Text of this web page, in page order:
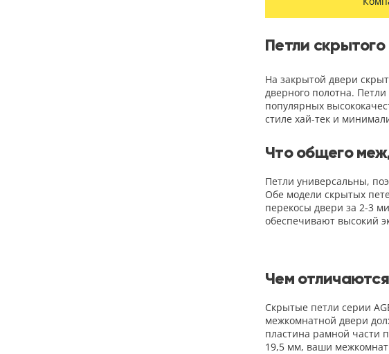
Петли
На закрытой двери
дверного полотна.
популярных
стиле хай-тек и
Что общего
Петли универсальны,
Обе модели скрытых
перекосы двери за 2-3
обеспечивают высокий
Чем отличаются
Скрытые петли серии
межкомнатной двери
пластина рамной части
19,5 мм, ваши